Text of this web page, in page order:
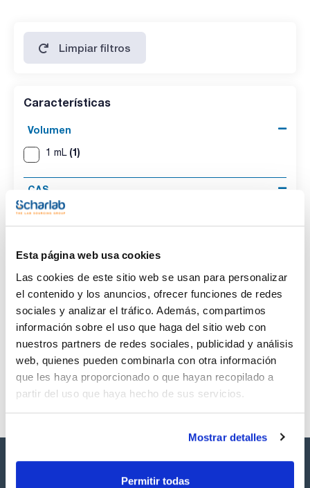
Esta página web usa cookies
Las cookies de este sitio web se usan para personalizar
el contenido y los anuncios, ofrecer funciones de redes
sociales y analizar el tráfico. Además, compartimos
información sobre el uso que haga del sitio web con
nuestros partners de redes sociales, publicidad y análisis
web, quienes pueden combinarla con otra información
que les haya proporcionado o que hayan recopilado a
partir del uso que haya hecho de sus servicios.
Mostrar detalles
Permitir todas
Limpiar filtros
Características
Volumen
1 mL (1)
CAS
[110-43-0]
1 mL [110-43-0]
Referencia
SB10270100
Envase
x 1mL
Precio
Comprar
Disponibilidad
Ver stock